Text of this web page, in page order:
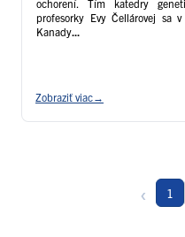
ochorení. Tím katedry
profesorky Evy Čellárovej sa
Kanady...
Zobraziť viac→
‹ 1